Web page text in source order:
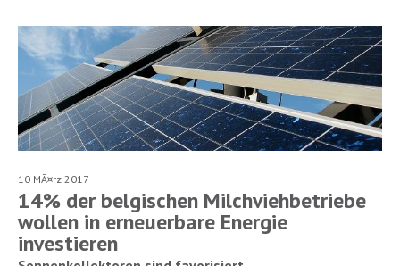
10 MÃ¤rz 2017
14% der belgischen Milchviehbetriebe
wollen in erneuerbare Energie
investieren